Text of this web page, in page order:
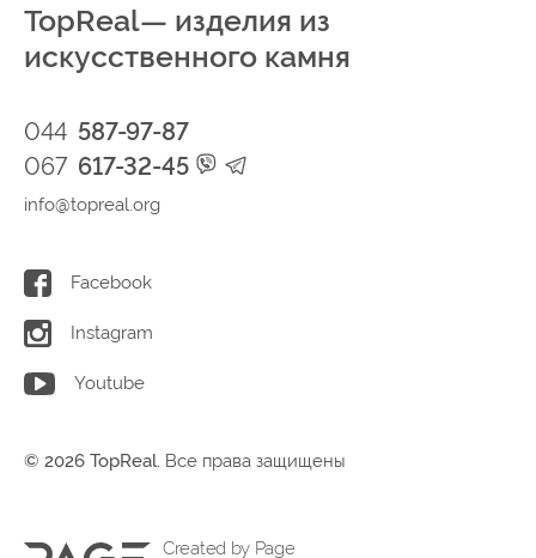
TopReal— изделия из
искусственного камня
044 587-97-87
067 617-32-45
info@topreal.org
Facebook
Instagram
Youtube
© 2026 TopReal. Все права защищены
Created by Page